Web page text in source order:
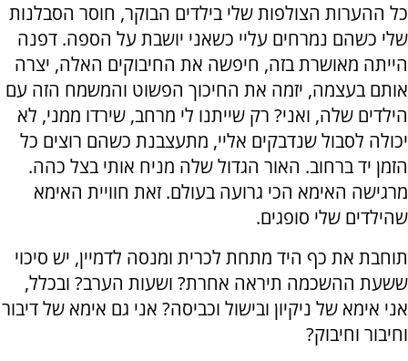
כל ההערות הצולפות שלי בילדים הבוקר, חוסר הסבלנות
שלי כשהם נמרחים עליי כשאני יושבת על הספה. דפנה
הייתה מאושרת בזה, חיפשה את החיבוקים האלה, יצרה
אותם בעצמה, יזמה את החיכוך הפשוט והמשמח הזה עם
הילדים שלה, ואני? רק שייתנו לי מרחב, שירדו ממני, לא
יכולה לסבול שנדבקים אליי, מתעצבנת כשהם רוצים כל
הזמן יד ברחוב. האור הגדול שלה מניח אותי בצל כהה.
מרגישה האימא הכי גרועה בעולם. זאת חוויית האימא
שהילדים שלי סופגים.
תוחבת את כף היד מתחת לכרית ומנסה לדמיין, יש סיכוי
ששעת ההשכמה תיראה אחרת? ושעות הערב? ובכלל,
אני אימא של ניקיון ובישול וכביסה? אני גם אימא של דיבור
וחיבור וחיבוק?